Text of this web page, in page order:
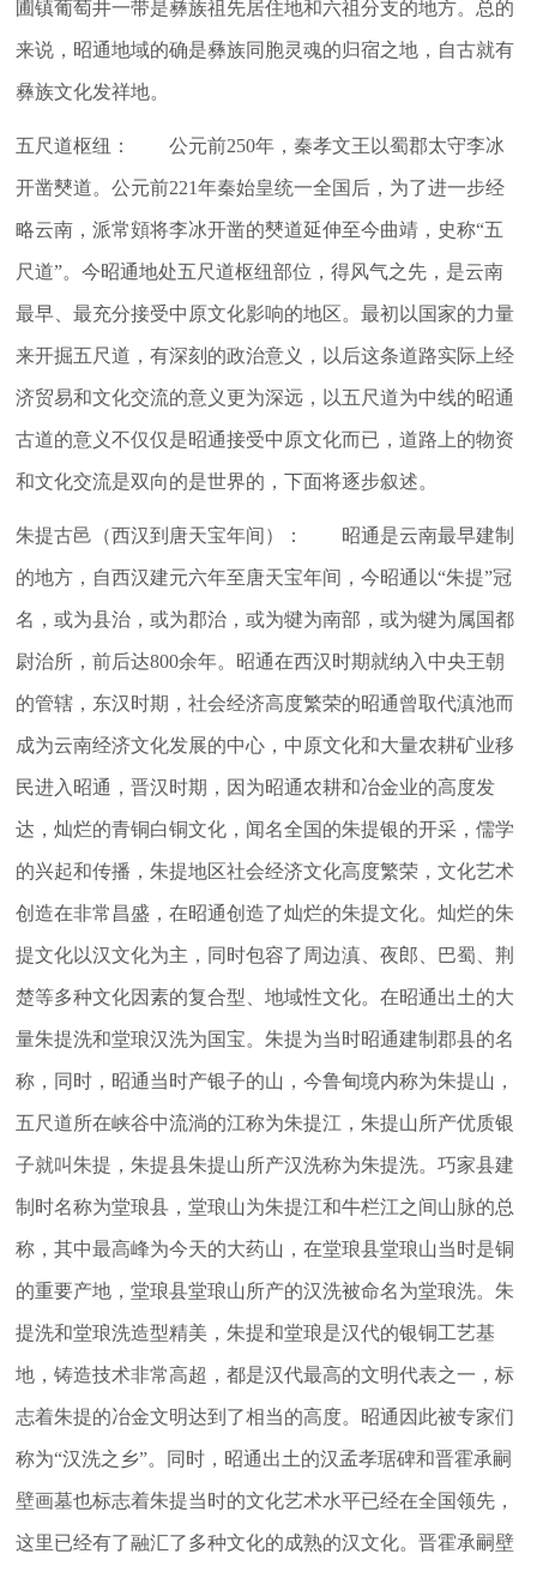
圃镇葡萄井一带是彝族祖先居住地和六祖分支的地方。总的
来说，昭通地域的确是彝族同胞灵魂的归宿之地，自古就有
彝族文化发祥地。
五尺道枢纽： 公元前250年，秦孝文王以蜀郡太守李冰
开凿僰道。公元前221年秦始皇统一全国后，为了进一步经
略云南，派常頞将李冰开凿的僰道延伸至今曲靖，史称“五
尺道”。今昭通地处五尺道枢纽部位，得风气之先，是云南
最早、最充分接受中原文化影响的地区。最初以国家的力量
来开掘五尺道，有深刻的政治意义，以后这条道路实际上经
济贸易和文化交流的意义更为深远，以五尺道为中线的昭通
古道的意义不仅仅是昭通接受中原文化而已，道路上的物资
和文化交流是双向的是世界的，下面将逐步叙述。
朱提古邑（西汉到唐天宝年间）： 昭通是云南最早建制
的地方，自西汉建元六年至唐天宝年间，今昭通以“朱提”冠
名，或为县治，或为郡治，或为犍为南部，或为犍为属国都
尉治所，前后达800余年。昭通在西汉时期就纳入中央王朝
的管辖，东汉时期，社会经济高度繁荣的昭通曾取代滇池而
成为云南经济文化发展的中心，中原文化和大量农耕矿业移
民进入昭通，晋汉时期，因为昭通农耕和冶金业的高度发
达，灿烂的青铜白铜文化，闻名全国的朱提银的开采，儒学
的兴起和传播，朱提地区社会经济文化高度繁荣，文化艺术
创造在非常昌盛，在昭通创造了灿烂的朱提文化。灿烂的朱
提文化以汉文化为主，同时包容了周边滇、夜郎、巴蜀、荆
楚等多种文化因素的复合型、地域性文化。在昭通出土的大
量朱提洗和堂琅汉洗为国宝。朱提为当时昭通建制郡县的名
称，同时，昭通当时产银子的山，今鲁甸境内称为朱提山，
五尺道所在峡谷中流淌的江称为朱提江，朱提山所产优质银
子就叫朱提，朱提县朱提山所产汉洗称为朱提洗。巧家县建
制时名称为堂琅县，堂琅山为朱提江和牛栏江之间山脉的总
称，其中最高峰为今天的大药山，在堂琅县堂琅山当时是铜
的重要产地，堂琅县堂琅山所产的汉洗被命名为堂琅洗。朱
提洗和堂琅洗造型精美，朱提和堂琅是汉代的银铜工艺基
地，铸造技术非常高超，都是汉代最高的文明代表之一，标
志着朱提的冶金文明达到了相当的高度。昭通因此被专家们
称为“汉洗之乡”。同时，昭通出土的汉孟孝琚碑和晋霍承嗣
壁画墓也标志着朱提当时的文化艺术水平已经在全国领先，
这里已经有了融汇了多种文化的成熟的汉文化。晋霍承嗣壁